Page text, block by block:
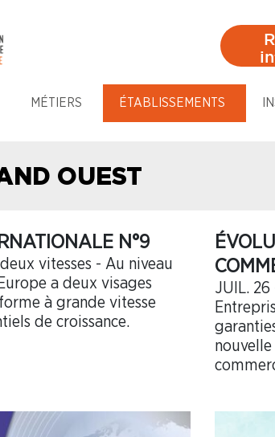
MÉTIERS ÉTABLISSEMENTS
OUEST
N°9
vitesses - Au niveau
a deux visages
à grande vitesse
de croissance.
JUIL.